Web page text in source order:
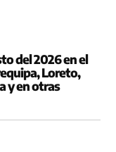
del 2026 en el
Loreto,
y en otras